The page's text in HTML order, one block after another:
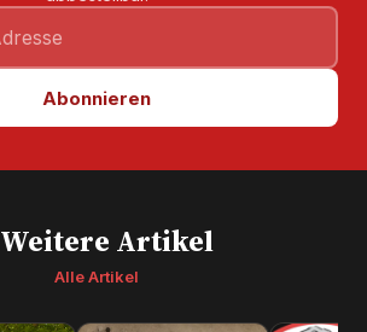
Abonnieren
Weitere Artikel
Alle Artikel